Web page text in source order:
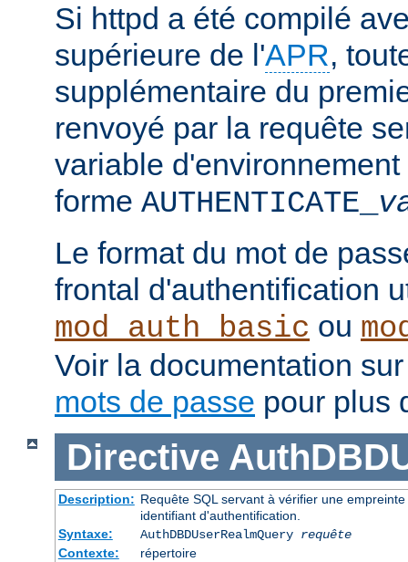
Si httpd a été compilé
supérieure de l'APR,
supplémentaire du
renvoyé par la requête
variable
forme AUTHENTICATE_
Le format du mot de
frontal d'authentification
mod_auth_basic ou
Voir la documentation
mots de passe pour plus
Directive
Description: Requête SQL servant à vérifier une
identifiant d'authentification.
Syntaxe:
AuthDBDUserRealmQuery requête
Contexte:
répertoire